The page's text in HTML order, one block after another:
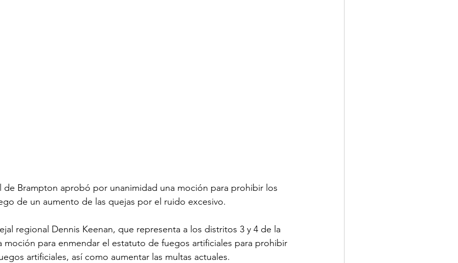
de Brampton aprobó por unanimidad una moción para prohibir los
de un aumento de las quejas por el ruido excesivo.
regional Dennis Keenan, que representa a los distritos 3 y 4 de la
moción para enmendar el estatuto de fuegos artificiales para prohibir
artificiales, así como aumentar las multas actuales.